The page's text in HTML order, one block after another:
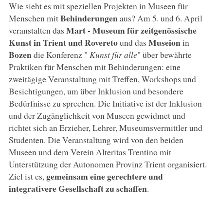
Wie sieht es mit speziellen Projekten in Museen für
Menschen mitBehinderungenaus? Am 5. und 6. April
veranstalten das Mart - Museum für zeitgenössische
Kunst in Trient und Roveretound das Museionin
Bozendie Konferenz " Kunst für alle" über bewährte
Praktiken für Menschen mit Behinderungen: eine
zweitägige Veranstaltung mit Treffen, Workshops und
Besichtigungen, um über Inklusion und besondere
Bedürfnisse zu sprechen. Die Initiative ist der Inklusion
und der Zugänglichkeit von Museen gewidmet und
richtet sich an Erzieher, Lehrer, Museumsvermittler und
Studenten. Die Veranstaltung wird von den beiden
Museen und dem Verein Alteritas Trentino mit
Unterstützung der Autonomen Provinz Trient organisiert.
Ziel ist es, gemeinsam eine gerechtere und
integrativere Gesellschaft zu schaffen.